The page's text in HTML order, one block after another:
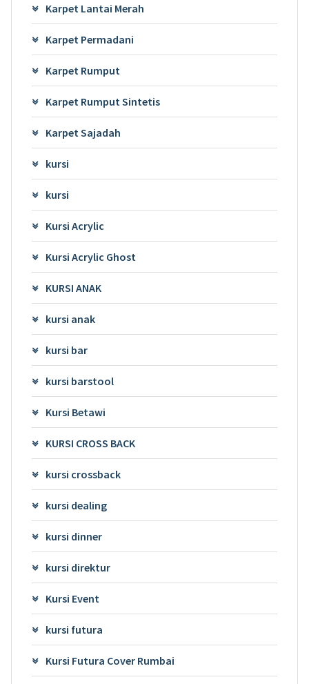
Karpet Lantai Merah
Karpet Permadani
Karpet Rumput
Karpet Rumput Sintetis
Karpet Sajadah
kursi
kursi
Kursi Acrylic
Kursi Acrylic Ghost
KURSI ANAK
kursi anak
kursi bar
kursi barstool
Kursi Betawi
KURSI CROSS BACK
kursi crossback
kursi dealing
kursi dinner
kursi direktur
Kursi Event
kursi futura
Kursi Futura Cover Rumbai